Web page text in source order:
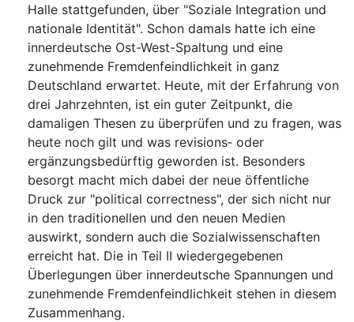
Halle stattgefunden, über "Soziale Integration und
nationale Identität". Schon damals hatte ich eine
innerdeutsche Ost-West-Spaltung und eine
zunehmende Fremdenfeindlichkeit in ganz
Deutschland erwartet. Heute, mit der Erfahrung von
drei Jahrzehnten, ist ein guter Zeitpunkt, die
damaligen Thesen zu überprüfen und zu fragen, was
heute noch gilt und was revisions‐ oder
ergänzungsbedürftig geworden ist. Besonders
besorgt macht mich dabei der neue öffentliche
Druck zur "political correctness", der sich nicht nur
in den traditionellen und den neuen Medien
auswirkt, sondern auch die Sozialwissenschaften
erreicht hat. Die in Teil II wiedergegebenen
Überlegungen über innerdeutsche Spannungen und
zunehmende Fremdenfeindlichkeit stehen in diesem
Zusammenhang.